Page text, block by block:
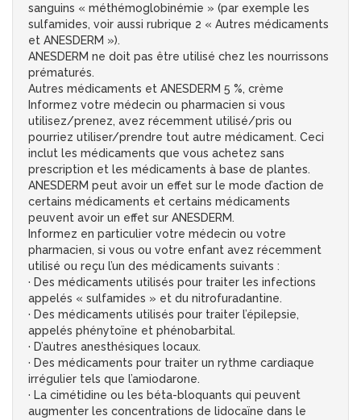
sanguins « méthémoglobinémie » (par exemple les
sulfamides, voir aussi rubrique 2 « Autres médicaments
et ANESDERM »).
ANESDERM ne doit pas être utilisé chez les nourrissons
prématurés.
Autres médicaments et ANESDERM 5 %, crème
Informez votre médecin ou pharmacien si vous
utilisez/prenez, avez récemment utilisé/pris ou
pourriez utiliser/prendre tout autre médicament. Ceci
inclut les médicaments que vous achetez sans
prescription et les médicaments à base de plantes.
ANESDERM peut avoir un effet sur le mode d’action de
certains médicaments et certains médicaments
peuvent avoir un effet sur ANESDERM.
Informez en particulier votre médecin ou votre
pharmacien, si vous ou votre enfant avez récemment
utilisé ou reçu l’un des médicaments suivants :
· Des médicaments utilisés pour traiter les infections
appelés « sulfamides » et du nitrofuradantine.
· Des médicaments utilisés pour traiter l’épilepsie,
appelés phénytoïne et phénobarbital.
· D’autres anesthésiques locaux.
· Des médicaments pour traiter un rythme cardiaque
irrégulier tels que l’amiodarone.
· La cimétidine ou les béta-bloquants qui peuvent
augmenter les concentrations de lidocaïne dans le